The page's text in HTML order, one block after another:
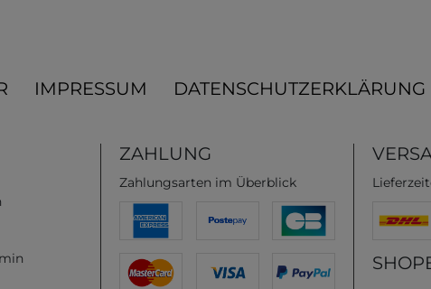
IMPRESSUM DATENSCHUTZERKLÄRUNG
ZAHLUNG
Zahlungsarten im Überblick